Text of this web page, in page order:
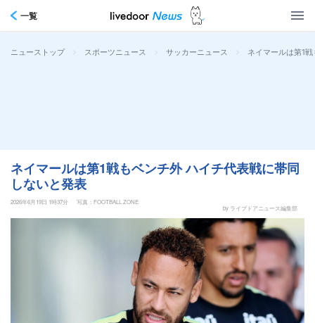
一覧
ニューストップ > スポーツニュース > サッカーニュース > ネイマールは第1
ネイマールは第1戦もベンチ外 ハイチ代表戦に帯同
しないと発表
2026年6月19日 1時37分
写真：FOOTBALL ZONE
by ライブドアニュース編集部